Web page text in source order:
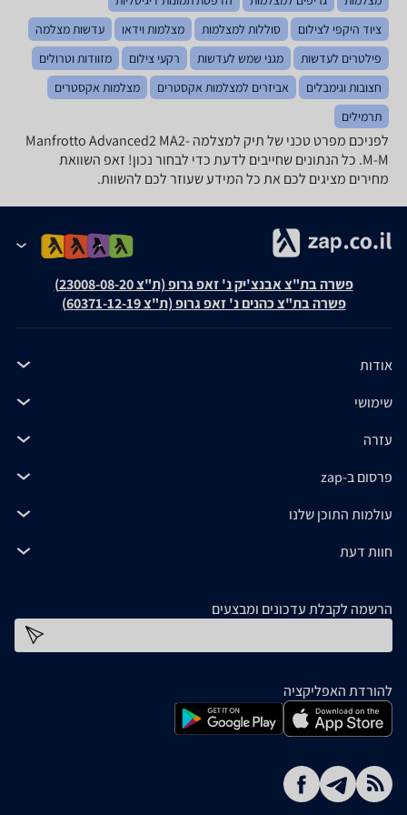
ציוד היקפי לצילום
סוללות למצלמות מצלמות וידאו
עדשות מצלמה
פילטרים לעדשות
מגני שמש לעדשות רקעי צילום
מזוודות וטרולים
חצובות וגימבלים
אביזרים למצלמות אקסטרים
מצלמות אקסטרים
תרמילים
לפניכם מפרט טכני של תיק למצלמה Manfrotto Advanced2 MA2-
M-M. כל הנתונים שחייבים לדעת כדי לבחור נכון! זאפ השוואת
מחירים מציגים לכם את כל המידע שעוזר לכם להשוות.
פשרה בת"צ אבנצ'יק נ' זאפ גרופ (ת"צ 23008-08-20)
פשרה בת"צ כהנים נ' זאפ גרופ (ת"צ 60371-12-19)
אודות
שימושי
עזרה
פרסום ב-zap
עולמות התוכן שלנו
חוות דעת
הרשמה לקבלת עדכונים ומבצעים
להורדת האפליקציה